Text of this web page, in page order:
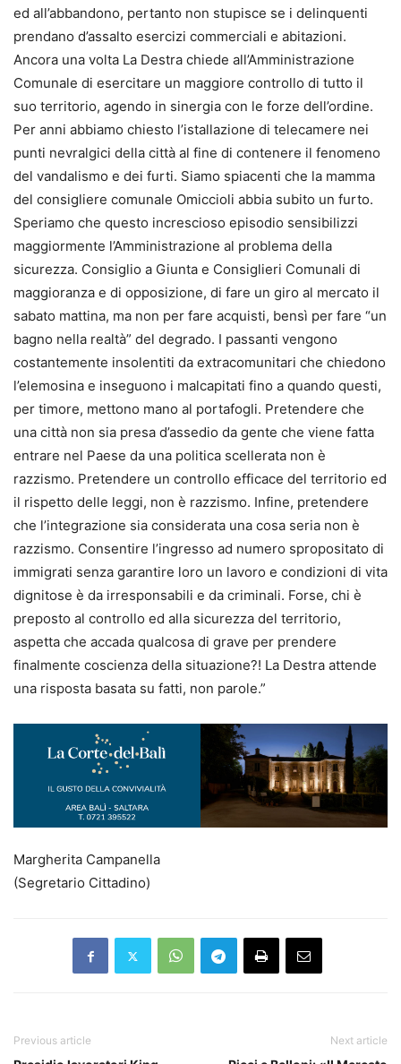
ed all’abbandono, pertanto non stupisce se i delinquenti
prendano d’assalto esercizi commerciali e abitazioni.
Ancora una volta La Destra chiede all’Amministrazione
Comunale di esercitare un maggiore controllo di tutto il
suo territorio, agendo in sinergia con le forze dell’ordine.
Per anni abbiamo chiesto l’istallazione di telecamere nei
punti nevralgici della città al fine di contenere il fenomeno
del vandalismo e dei furti. Siamo spiacenti che la mamma
del consigliere comunale Omiccioli abbia subito un furto.
Speriamo che questo increscioso episodio sensibilizzi
maggiormente l’Amministrazione al problema della
sicurezza. Consiglio a Giunta e Consiglieri Comunali di
maggioranza e di opposizione, di fare un giro al mercato il
sabato mattina, ma non per fare acquisti, bensì per fare “un
bagno nella realtà” del degrado. I passanti vengono
costantemente insolentiti da extracomunitari che chiedono
l’elemosina e inseguono i malcapitati fino a quando questi,
per timore, mettono mano al portafogli. Pretendere che
una città non sia presa d’assedio da gente che viene fatta
entrare nel Paese da una politica scellerata non è
razzismo. Pretendere un controllo efficace del territorio ed
il rispetto delle leggi, non è razzismo. Infine, pretendere
che l’integrazione sia considerata una cosa seria non è
razzismo. Consentire l’ingresso ad numero spropositato di
immigrati senza garantire loro un lavoro e condizioni di vita
dignitose è da irresponsabili e da criminali. Forse, chi è
preposto al controllo ed alla sicurezza del territorio,
aspetta che accada qualcosa di grave per prendere
finalmente coscienza della situazione?! La Destra attende
una risposta basata su fatti, non parole.”
Margherita Campanella
(Segretario Cittadino)
Previous article Next article